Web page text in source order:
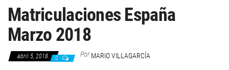
Matriculaciones España
Marzo 2018
abril 5, 2018 0 Por MARIO VILLAGARCÍA